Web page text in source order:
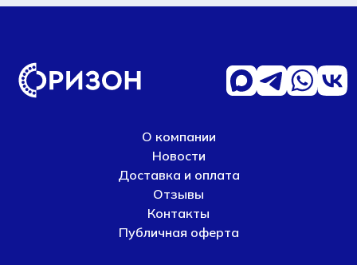
О компании
Новости
Доставка и оплата
Отзывы
Контакты
Публичная оферта